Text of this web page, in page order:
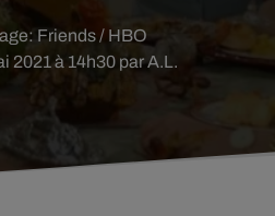
2021 à 14h30 par A.L.
Friends / HBO